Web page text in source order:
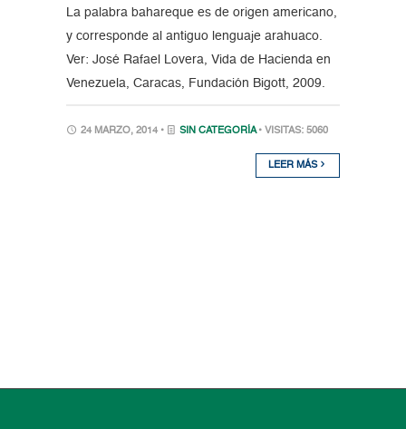
La palabra bahareque es de origen americano,
y corresponde al antiguo lenguaje arahuaco.
Ver: José Rafael Lovera, Vida de Hacienda en
Venezuela, Caracas, Fundación Bigott, 2009.
24 MARZO, 2014 • SIN CATEGORÍA • VISITAS: 5060
LEER MÁS